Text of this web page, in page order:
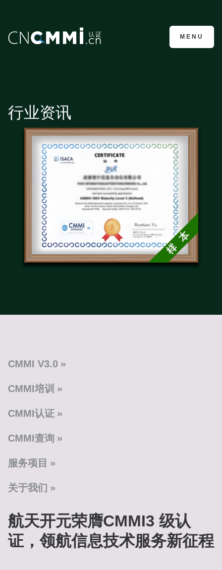
CMMI认证咨询
MENU
行业资讯
CMMI V3.0
CMMI培训
CMMI认证
CMMI查询
服务项目
关于我们
航天开元荣膺CMMI3 级认
证，领航信息技术服务新征程